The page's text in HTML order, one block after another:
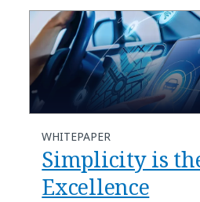
WHITEPAPER
Simplicity is
Excellence